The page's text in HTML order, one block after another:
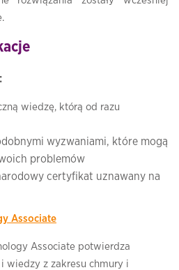
wiedzę, którą od razu
wyzwaniami, które mogą
problemów
certyfikat uznawany na
Associate
Associate potwierdza
wiedzy z zakresu chmury i